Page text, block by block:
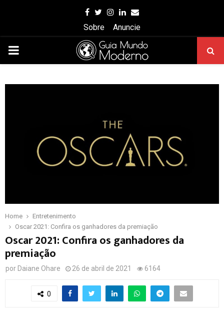
Facebook
Twitter
Instagram
Linkedin
Email
Sobre
Anuncie
PRIMARY
Home
Entretenimento
Oscar 2021: Confira os ganhadores da premiação
Oscar 2021: Confira os ganhadores da
premiação
por Daiane Ohare 26 de abril de 2021 6164
0